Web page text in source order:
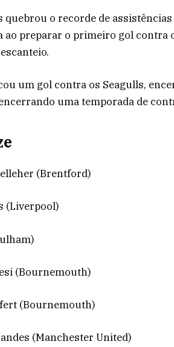
quebrou o recorde de
ao preparar o primeiro gol
um gol contra os Seagulls,
uma temporada de
(Brentford)
(Liverpool)
(Bournemouth)
(Bournemouth)
(Manchester United)